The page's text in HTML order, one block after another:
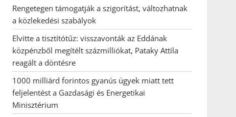
Rengetegen támogatják a szigorítást, változhatnak
a közlekedési szabályok
Elvitte a tisztítótűz: visszavonták az Eddának
közpénzből megítélt százmilliókat, Pataky Attila
reagált a döntésre
1000 milliárd forintos gyanús ügyek miatt tett
feljelentést a Gazdasági és Energetikai
Minisztérium